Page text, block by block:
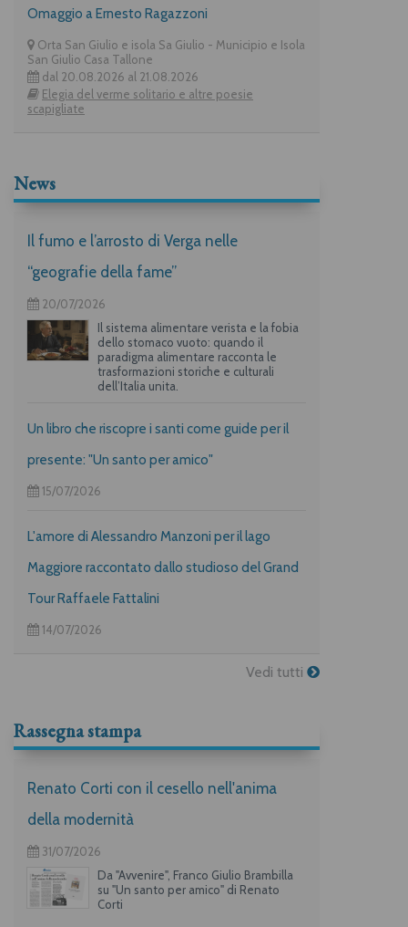
Omaggio a Ernesto Ragazzoni
Orta San Giulio e isola Sa Giulio - Municipio e Isola
San Giulio Casa Tallone
dal 20.08.2026 al 21.08.2026
Elegia del verme solitario e altre poesie
scapigliate
News
Il fumo e l’arrosto di Verga nelle
“geografie della fame”
20/07/2026
Il sistema alimentare verista e la fobia
dello stomaco vuoto: quando il
paradigma alimentare racconta le
trasformazioni storiche e culturali
dell’Italia unita.
Un libro che riscopre i santi come guide per il
presente: "Un santo per amico"
15/07/2026
L'amore di Alessandro Manzoni per il lago
Maggiore raccontato dallo studioso del Grand
Tour Raffaele Fattalini
14/07/2026
Vedi tutti
Rassegna stampa
Renato Corti con il cesello nell'anima
della modernità
31/07/2026
Da "Avvenire", Franco Giulio Brambilla
su "Un santo per amico" di Renato
Corti